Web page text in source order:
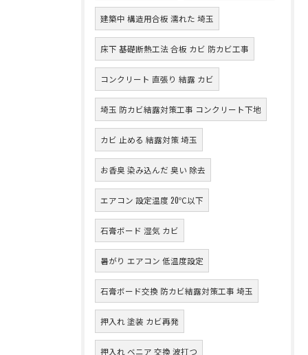
建築中 構造用合板 濡れた 埼玉
床下 基礎断熱工法 合板 カビ 防カビ工事
コンクリート 直張り 結露 カビ
埼玉 防カビ結露対策工事 コンクリート下地
カビ 止める 結露対策 埼玉
お香臭 染み込んだ 臭い 除去
エアコン 設定温度 20℃以下
石膏ボード 湿気 カビ
暑がり エアコン 低温度設定
石膏ボード交換 防カビ結露対策工事 埼玉
押入れ 塗装 カビ再発
押入れ ベニア 交換 波打つ